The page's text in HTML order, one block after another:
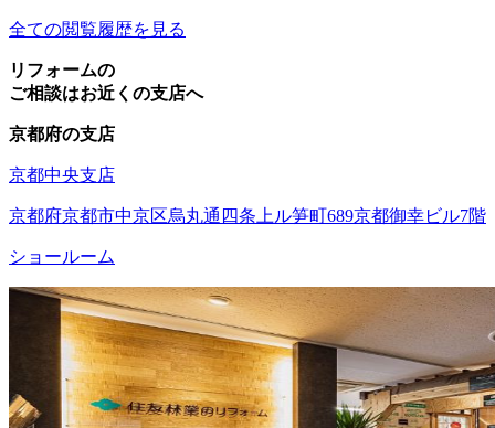
全ての閲覧履歴を見る
リフォームの
ご相談はお近くの支店へ
京都府の支店
京都中央支店
京都府京都市中京区烏丸通四条上ル笋町689京都御幸ビル7階
ショールーム